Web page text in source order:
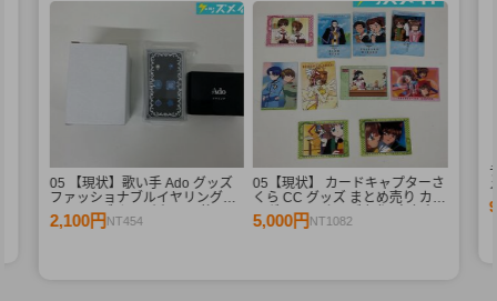
05 【現状】歌い手 Ado グッズ
ファッショナブルイヤリング
2ndライブ カムパネルラ 他
2,100円 NT454
05【現状】 カードキャプターさ
くら CC グッズ まとめ売り カー
ドダス マスターズ 初版 木之本
桜 少狼 他
5,000円 NT1082